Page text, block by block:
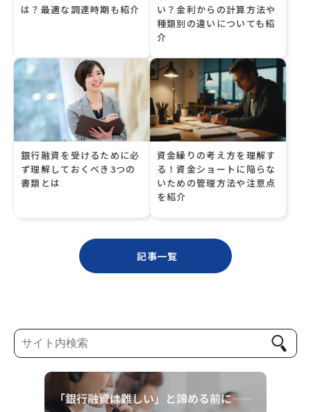
は？最適な調達時期も紹介
い？金利からの計算方法や
種類別の違いについても紹
介
銀行融資を受けるために必
ず理解しておくべき3つの
書類とは
資金繰りの考え方を理解す
る！資金ショートに陥らな
いための管理方法や注意点
を紹介
記事一覧